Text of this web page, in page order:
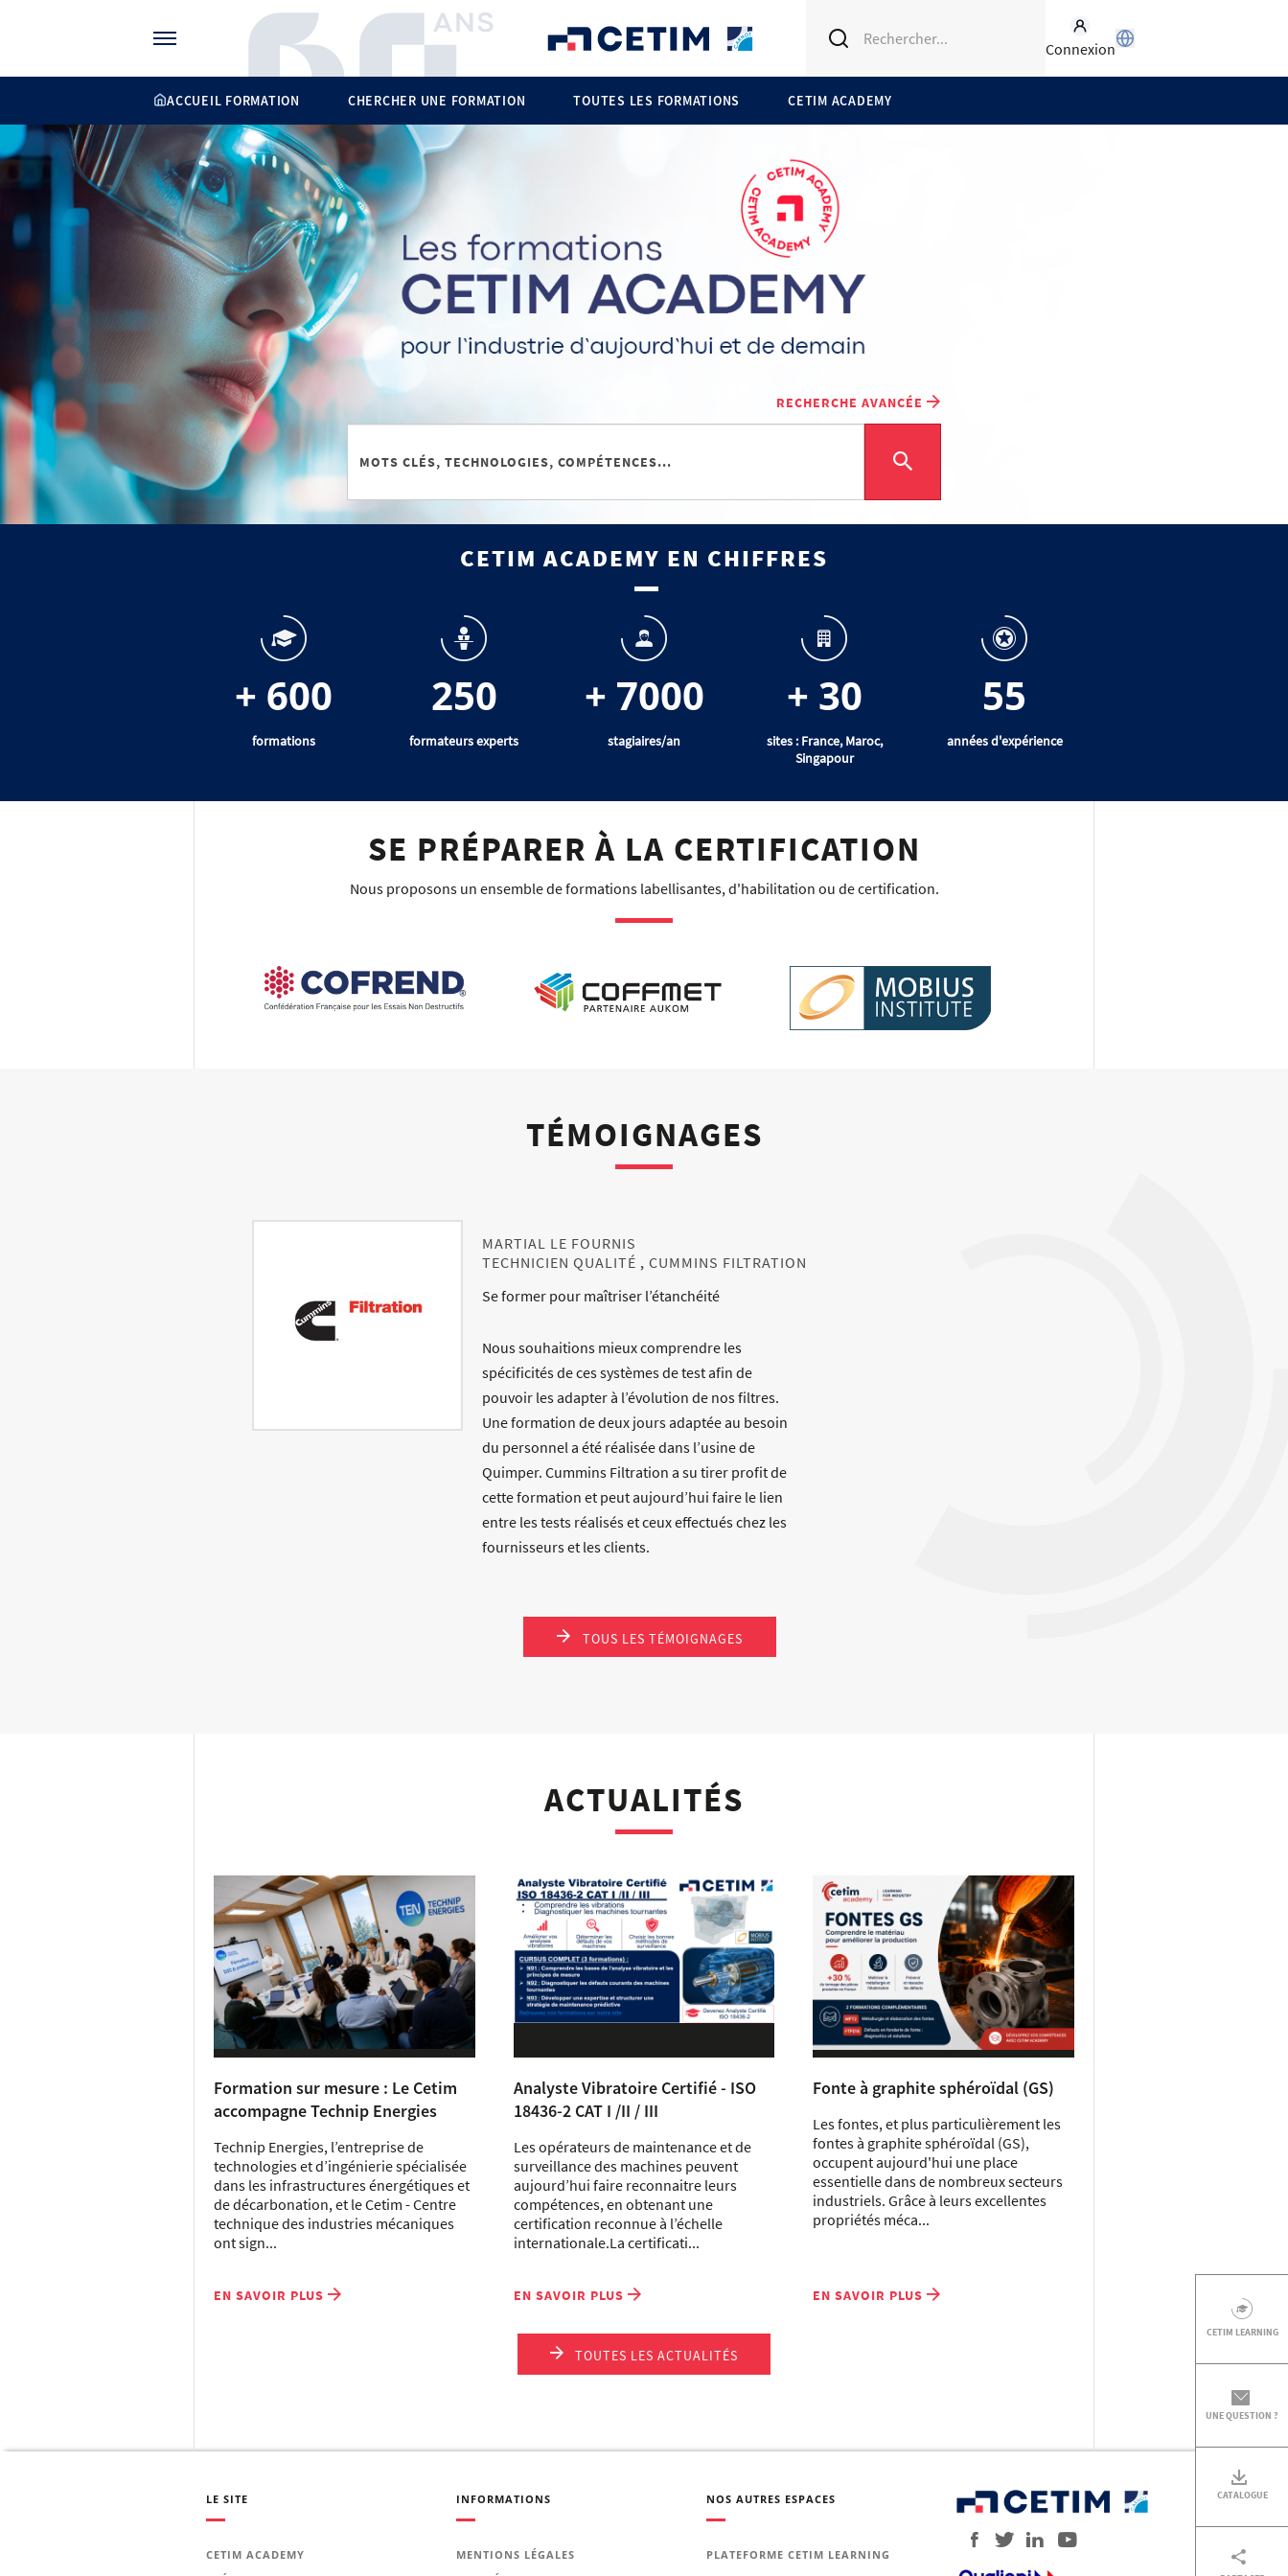
Connexion
ACCUEIL FORMATION CHERCHER UNE FORMATION TOUTES LES FORMATIONS CETIM ACADEMY
RECHERCHE AVANCÉE
CETIM LEARNING
UNE QUESTION ?
CATALOGUE
CETIM ACADEMY EN CHIFFRES
+ 600
formations
250
formateurs experts
+ 7000
stagiaires/an
+ 30
sites : France, Maroc,
Singapour
55
années d'expérience
SE PRÉPARER À LA CERTIFICATION
Nous proposons un ensemble de formations labellisantes, d'habilitation ou de certification.
TÉMOIGNAGES
MARTIAL LE FOURNIS
TECHNICIEN QUALITÉ , CUMMINS FILTRATION
Se former pour maîtriser l’étanchéité
Nous souhaitions mieux comprendre les
spécificités de ces systèmes de test afin de
pouvoir les adapter à l’évolution de nos filtres.
Une formation de deux jours adaptée au besoin
du personnel a été réalisée dans l’usine de
Quimper. Cummins Filtration a su tirer profit de
cette formation et peut aujourd’hui faire le lien
entre les tests réalisés et ceux effectués chez les
fournisseurs et les clients.
TOUS LES TÉMOIGNAGES
ACTUALITÉS
Formation sur mesure : Le Cetim
accompagne Technip Energies
Technip Energies, l’entreprise de
technologies et d’ingénierie spécialisée
dans les infrastructures énergétiques et
de décarbonation, et le Cetim - Centre
technique des industries mécaniques
ont sign...
EN SAVOIR PLUS
Analyste Vibratoire Certifié - ISO
18436-2 CAT I /II / III
Les opérateurs de maintenance et de
surveillance des machines peuvent
aujourd’hui faire reconnaitre leurs
compétences, en obtenant une
certification reconnue à l’échelle
internationale.La certificati...
EN SAVOIR PLUS
Fonte à graphite sphéroïdal (GS)
Les fontes, et plus particulièrement les
fontes à graphite sphéroïdal (GS),
occupent aujourd'hui une place
essentielle dans de nombreux secteurs
industriels. Grâce à leurs excellentes
propriétés méca...
EN SAVOIR PLUS
TOUTES LES ACTUALITÉS
LE SITE
CETIM ACADEMY
INFORMATIONS
MENTIONS LÉGALES
NOS AUTRES ESPACES
PLATEFORME CETIM LEARNING